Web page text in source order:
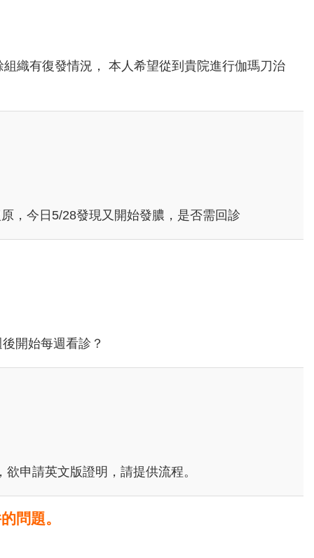
織有復發情況， 本人希望從到貴院進行伽瑪刀治
，今日5/28發現又開始發膿，是否需回診
開始每週看診？
申請英文版證明，請提供流程。
問題。